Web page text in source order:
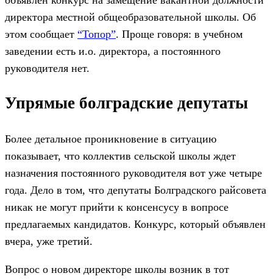
директора местной общеобразовательной школы. Об
этом сообщает “Топор”. Проще говоря: в учебном
заведении есть и.о. директора, а постоянного
руководителя нет.
Упрямые болградские депутаты
Более детальное проникновение в ситуацию
показывает, что коллектив сельской школы ждет
назначения постоянного руководителя вот уже четыре
года. Дело в том, что депутаты Болградского райсовета
никак не могут прийти к консенсусу в вопросе
предлагаемых кандидатов. Конкурс, который объявлен
вчера, уже третий.
Вопрос о новом директоре школы возник в тот